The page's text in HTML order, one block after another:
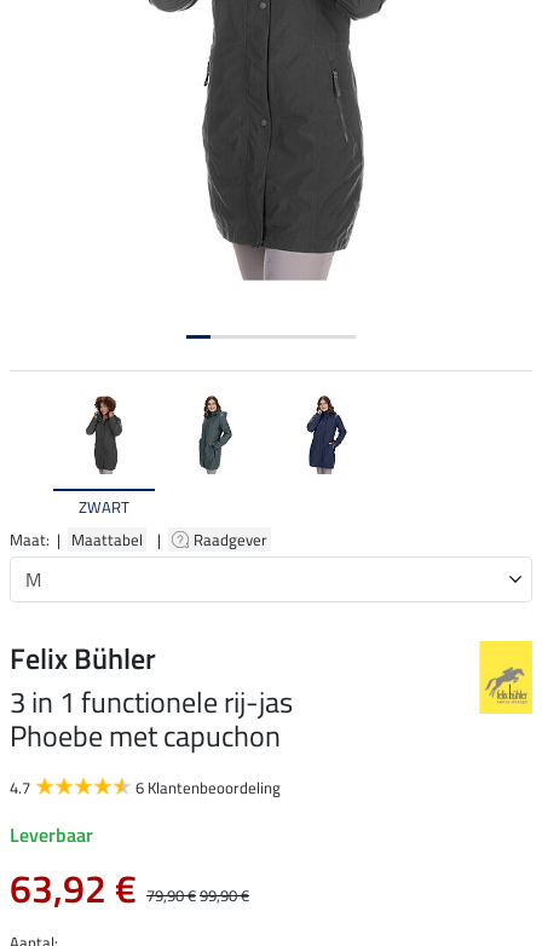
ZWART
Maat: | Maattabel | Raadgever
Felix Bühler
3 in 1 functionele rij-jas
Phoebe met capuchon
4.7 6 Klantenbeoordeling
Leverbaar
63,92 € 79,90 €99,90 €